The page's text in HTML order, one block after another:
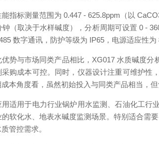
能指标测量范围为 0.447 - 625.8ppm（以
钟（取决于水样碱度），分析周期可设置 0 -
数字通讯，防护等级为 IP65，电源适应性
优势与市场同类产品相比，XG017 水质碱度
采购成本可控。同时，仪器设计注重可维护性
本角度看，虽然初始投入与同类产品相当，
用适用于电力行业锅炉用水监测、石油化工行
软化水、地表水碱度监测场景。特别适合需
管控需求。